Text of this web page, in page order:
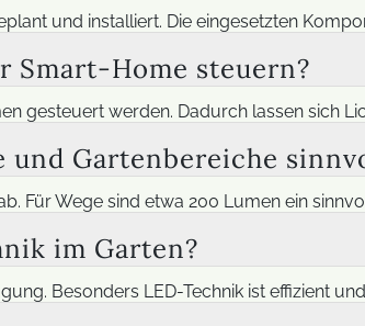
Balkonkraftwerke
FAQ
und installiert. Die eingesetzten
die Elektroinstallation im Garten
Smart-Home steuern?
gesteuert werden. Dadurch lassen sich
effizienter und besser an den
und Gartenbereiche
Für Wege sind etwa 200 Lumen ein
So entsteht eine gute Kombination aus
im Garten?
Besonders LED-Technik ist effizient